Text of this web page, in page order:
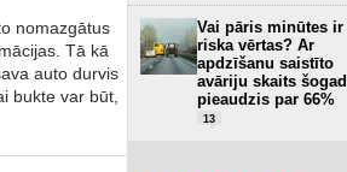
nomazgātus
Tā kā
auto durvis
bukte var būt,
Vai pāris minūtes ir
riska vērtas? Ar
apdzīšanu saistīto
avāriju skaits šogad
pieaudzis par 66%
13